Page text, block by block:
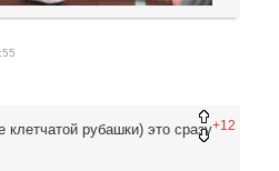
+12
рубашки) это сразу